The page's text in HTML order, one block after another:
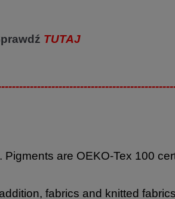
TUTAJ
are OEKO-Tex 100
fabrics and knitted